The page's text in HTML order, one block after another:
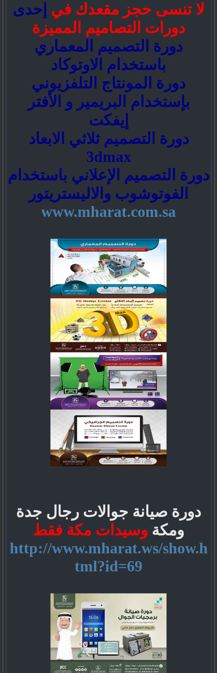
لا تنسى حجز مقعدك في إحدى
دورات التصاميم المميزة
دورة التصميم المعماري
باستخدام الاوتوكاد
دورة المونتاج التلفزيوني
بإستخدام البريمير و الأفتر
إيفكت
دورة التصميم ثلاثي الابعاد
3dmax
دورة التصميم الإعلاني باستخدام
الفوتوشوب والاليستريتور
www.mharat.com.sa
دورة صيانة جوالات رجال جدة
ومكة وسيدات مكة فقط
http://www.mharat.ws/show.h
tml?id=69